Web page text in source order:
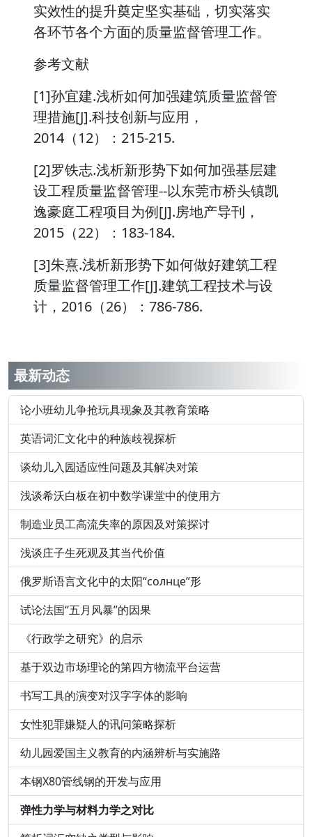
实效性的提升奠定坚实基础，切实落实
各环节各个方面的质量监督管理工作。
参考文献
[1]孙宜建.浅析如何加强建筑质量监督管
理措施[J].科技创新与应用，
2014（12）：215-215.
[2]罗铁志.浅析新形势下如何加强基层建
设工程质量监督管理--以东莞市桥头镇凯
逸豪庭工程项目为例[J].房地产导刊，
2015（22）：183-184.
[3]朱熹.浅析新形势下如何做好建筑工程
质量监督管理工作[J].建筑工程技术与设
计，2016（26）：786-786.
最新动态
论小班幼儿争抢玩具现象及其教育策略
英语词汇文化中的种族歧视探析
谈幼儿入园适应性问题及其解决对策
浅谈希沃白板在初中数学课堂中的使用方
制造业员工高流失率的原因及对策探讨
浅谈庄子生死观及其当代价值
俄罗斯语言文化中的太阳“солнце”形
试论法国“五月风暴”的因果
《行政学之研究》的启示
基于双边市场理论的第四方物流平台运营
书写工具的演变对汉字字体的影响
女性犯罪嫌疑人的讯问策略探析
幼儿园爱国主义教育的内涵辨析与实施路
本钢X80管线钢的开发与应用
弹性力学与材料力学之对比